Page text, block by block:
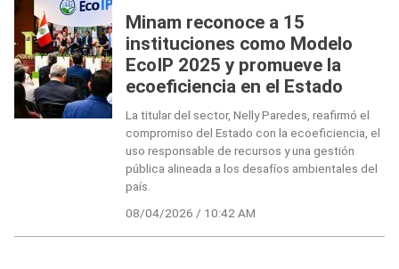
Minam reconoce a 15
instituciones como Modelo
EcoIP 2025 y promueve la
ecoeficiencia en el Estado
La titular del sector, Nelly Paredes, reafirmó el
compromiso del Estado con la ecoeficiencia, el
uso responsable de recursos y una gestión
pública alineada a los desafíos ambientales del
país.
08/04/2026 / 10:42 AM